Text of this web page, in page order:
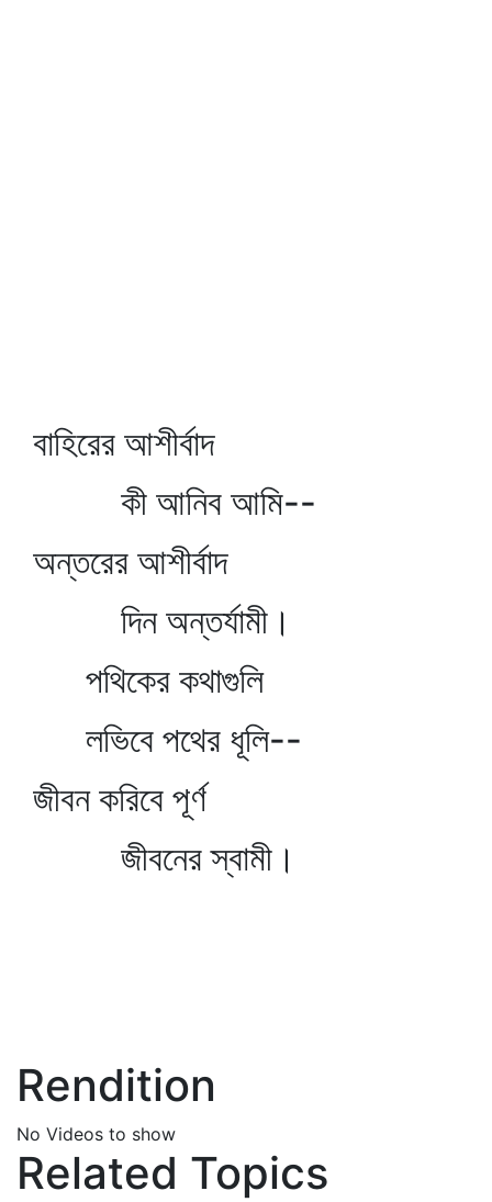
বাহিরের আশীর্বাদ
কী আনিব আমি--
অন্তরের আশীর্বাদ
দিন অন্তর্যামী।
পথিকের কথাগুলি
লভিবে পথের ধূলি--
জীবন করিবে পূর্ণ
জীবনের স্বামী।
Rendition
No Videos to show
Related Topics